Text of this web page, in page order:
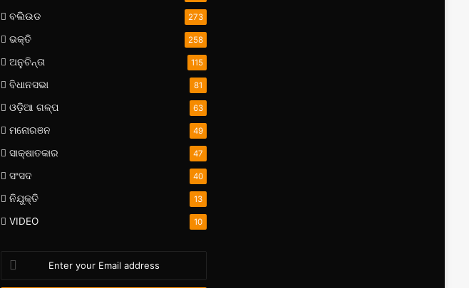
ବଲିଉଡ 273
ଭକ୍ତି 258
ଅନୁଚିନ୍ତା 115
ବିଧାନସଭା 81
ଓଡ଼ିଆ ଗଳ୍ପ 63
ମନୋରଞନ 49
ସାକ୍ଷାତକାର 47
ସଂସଦ 40
ନିଯୁକ୍ତି 13
VIDEO 10
your